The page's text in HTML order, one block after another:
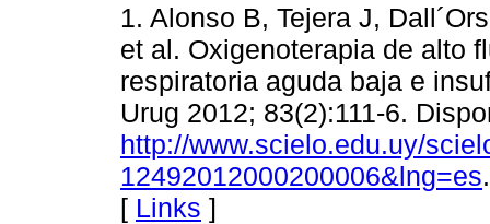
1. Alonso B, Tejera J,
et al. Oxigenoterapia de alto
respiratoria aguda baja e
Urug 2012; 83(2):111-6.
http://www.scielo.edu.uy/
12492012000200006&lng=es
[ Links ]